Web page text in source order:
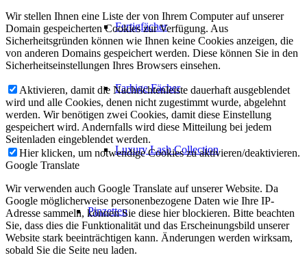
Fertigfächer
Farbige Fächer
Luxury Lash Collection
Pinzetten
Wir stellen Ihnen eine Liste der von Ihrem Computer auf unserer
Domain gespeicherten Cookies zur Verfügung. Aus
Sicherheitsgründen können wie Ihnen keine Cookies anzeigen, die
von anderen Domains gespeichert werden. Diese können Sie in den
Sicherheitseinstellungen Ihres Browsers einsehen.
Aktivieren, damit die Nachrichtenleiste dauerhaft ausgeblendet
wird und alle Cookies, denen nicht zugestimmt wurde, abgelehnt
werden. Wir benötigen zwei Cookies, damit diese Einstellung
gespeichert wird. Andernfalls wird diese Mitteilung bei jedem
Seitenladen eingeblendet werden.
Hier klicken, um notwendige Cookies zu aktivieren/deaktivieren.
Google Translate
Wir verwenden auch Google Translate auf unserer Website. Da
Google möglicherweise personenbezogene Daten wie Ihre IP-
Adresse sammeln, können Sie diese hier blockieren. Bitte beachten
Sie, dass dies die Funktionalität und das Erscheinungsbild unserer
Website stark beeinträchtigen kann. Änderungen werden wirksam,
sobald Sie die Seite neu laden.